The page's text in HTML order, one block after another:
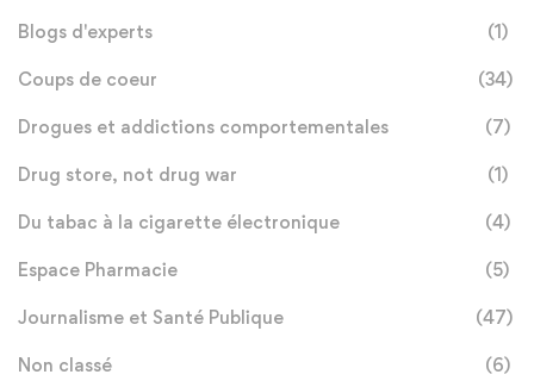
Blogs d'experts (1)
Coups de coeur (34)
Drogues et addictions comportementales (7)
Drug store, not drug war (1)
Du tabac à la cigarette électronique (4)
Espace Pharmacie (5)
Journalisme et Santé Publique (47)
Non classé (6)